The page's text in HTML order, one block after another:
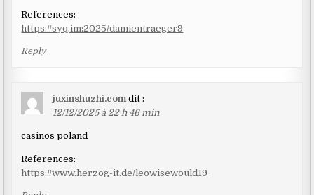
References:
https://syq.im:2025/damientraeger9
Reply
juxinshuzhi.com dit :
12/12/2025 à 22 h 46 min
casinos poland
References:
https://www.herzog-it.de/leowisewould19